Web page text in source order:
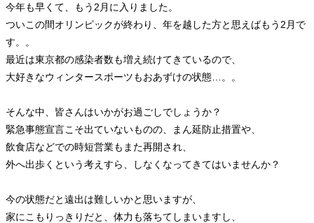
今年も早くて、もう2月に入りました。
ついこの間オリンピックが終わり、年を越した方と思えばもう2月で
す。。
最近は東京都の感染者数も増え続けてきているので、
大好きなウィンタースポーツもおあずけの状態…。。
そんな中、皆さんはいかがお過ごしでしょうか？
緊急事態宣言こそ出ていないものの、まん延防止措置や、
飲食店などでの時短営業もまた再開され、
外へ出歩くという考えすら、しなくなってきてはいませんか？
今の状態だと遠出は難しいかと思いますが、
家にこもりっきりだと、体力も落ちてしまいますし、